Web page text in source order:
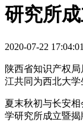
研究所
2020-07-22 17:04:01
陕西省知识产权
江共同为西北大
夏末秋初与长安
学研究所成立暨